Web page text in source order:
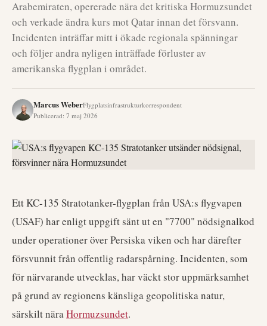
Arabemiraten, opererade nära det kritiska Hormuzsundet
och verkade ändra kurs mot Qatar innan det försvann.
Incidenten inträffar mitt i ökade regionala spänningar
och följer andra nyligen inträffade förluster av
amerikanska flygplan i området.
Marcus WeberFlygplatsinfrastrukturkorrespondent
Publicerad: 7 maj 2026
Ett KC-135 Stratotanker-flygplan från USA:s flygvapen
(USAF) har enligt uppgift sänt ut en "7700" nödsignalkod
under operationer över Persiska viken och har därefter
försvunnit från offentlig radarspårning. Incidenten, som
för närvarande utvecklas, har väckt stor uppmärksamhet
på grund av regionens känsliga geopolitiska natur,
särskilt näraHormuzsundet.